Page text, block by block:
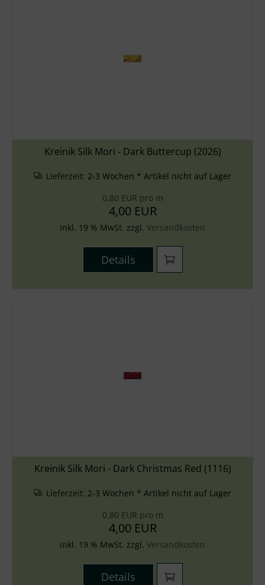
Kreinik Silk Mori - Dark Buttercup (2026)
Lieferzeit: 2-3 Wochen * Artikel nicht auf Lager
0,80 EUR pro m
4,00 EUR
inkl. 19 % MwSt. zzgl. Versandkosten
Details
Kreinik Silk Mori - Dark Christmas Red (1116)
Lieferzeit: 2-3 Wochen * Artikel nicht auf Lager
0,80 EUR pro m
4,00 EUR
inkl. 19 % MwSt. zzgl. Versandkosten
Details